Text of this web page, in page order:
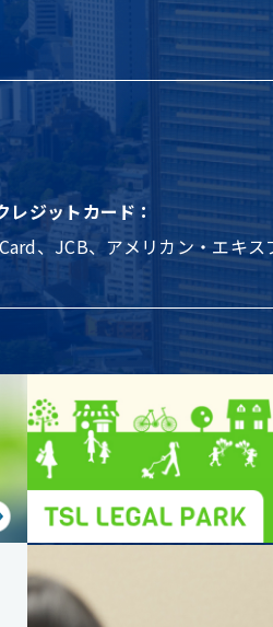
レジットカード：
、JCB、アメリカン・エキ